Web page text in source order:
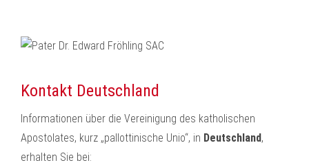
Kontakt Deutschland
Informationen über die Vereinigung des katholischen
Apostolates, kurz „pallottinische Unio“, in Deutschland,
erhalten Sie bei: